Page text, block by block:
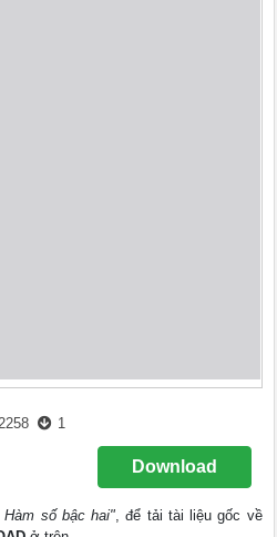
1
Download
Hàm số bậc hai", để tải tài liệu gốc về